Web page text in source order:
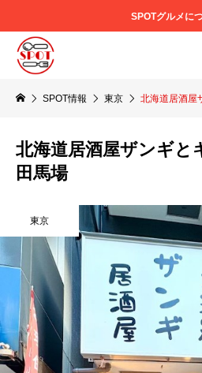
SPOTグルメに
SPOT情報 東京 北海道居酒
北海道居酒屋ザンギ
田馬場
東京